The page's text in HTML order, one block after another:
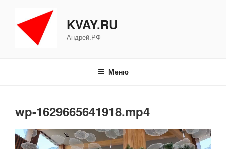
содержимому
KVAY.RU
Андрей.РФ
Меню
wp-1629665641918.mp4
Видеоплеер